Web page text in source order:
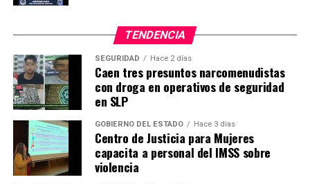
TENDENCIA
SEGURIDAD Hace 2 días
Caen tres presuntos narcomenudistas
con droga en operativos de seguridad
en SLP
GOBIERNO DEL ESTADO Hace 3 días
Centro de Justicia para Mujeres
capacita a personal del IMSS sobre
violencia